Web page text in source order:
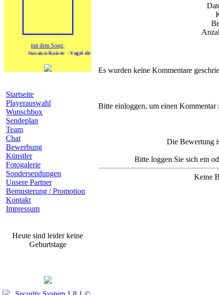
mit dem Song:
Susann Kaiser - Vogel der Nacht
Startseite
Playerauswahl
Wunschbox
Sendeplan
Team
Chat
Bewerbung
Künstler
Fotogalerie
Sondersendungen
Unsere Partner
Bemusterung / Promotion
Kontakt
Impressum
Heute sind leider keine
Geburtstage
Es wurden keine Kommentare
Bitte einloggen, um einen Kommentar
Die Bewertung
Bitte loggen Sie sich ein
Keine